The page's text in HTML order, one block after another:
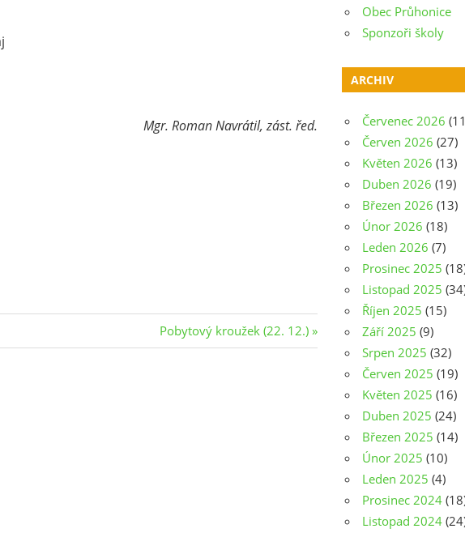
Mgr. Roman Navrátil, zást. řed.
Next
Post:
Pobytový kroužek (22. 12.)
Obec Průhonice
Sponzoři školy
ARCHIV
Červenec 2026
Červen 2026 (27)
Květen 2026 (13)
Duben 2026 (19)
Březen 2026 (13)
Únor 2026 (18)
Leden 2026 (7)
Prosinec 2025
Listopad 2025
Říjen 2025 (15)
Září 2025 (9)
Srpen 2025 (32)
Červen 2025 (19)
Květen 2025 (16)
Duben 2025 (24)
Březen 2025 (14)
Únor 2025 (10)
Leden 2025 (4)
Prosinec 2024
Listopad 2024